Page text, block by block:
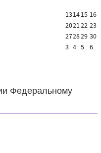
131415 16
202122 23
272829 30
3 4 5 6
Федеральному